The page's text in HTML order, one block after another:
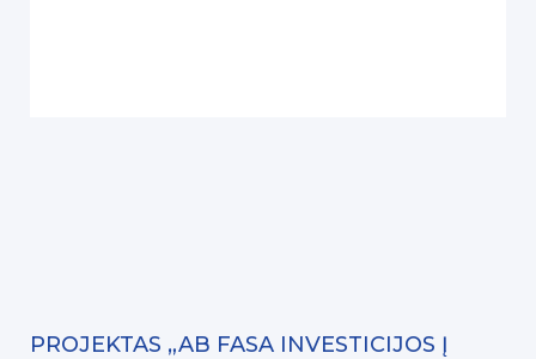
PROJEKTAS „AB FASA INVESTICIJOS Į